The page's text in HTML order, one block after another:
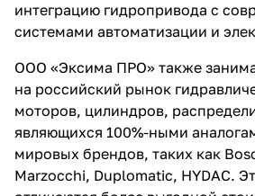
интеграцию гидропривода с
системами автоматизации и
ООО «Эксима ПРО» также
на российский рынок
моторов, цилиндров,
являющихся 100%-ными
мировых брендов, таких как
Marzocchi, Duplomatic, HYDAC.